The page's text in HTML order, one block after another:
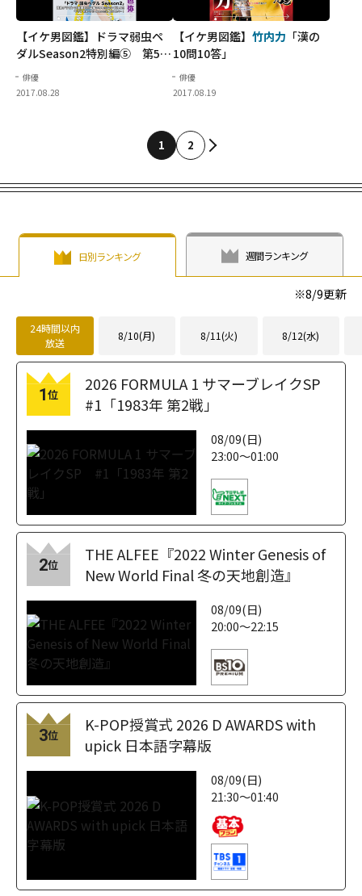
【イケ男図鑑】ドラマ弱虫ペ
ダルSeason2特別編⑤ 第5弾
は宮崎秋人
俳優
2017.08.28
【イケ男図鑑】 竹内力 「漢の
10問10答」
俳優
2017.08.19
1 2
日別ランキング 週間ランキング
※8/9更新
24時間以内
放送
8/10(月) 8/11(火) 8/12(水)
1位
2026 FORMULA 1 サマーブレイクSP
#1「1983年 第2戦」
08/09(日)
23:00～01:00
2位
THE ALFEE『2022 Winter Genesis of
New World Final 冬の天地創造』
08/09(日)
20:00～22:15
3位
K-POP授賞式 2026 D AWARDS with
upick 日本語字幕版
08/09(日)
21:30～01:40